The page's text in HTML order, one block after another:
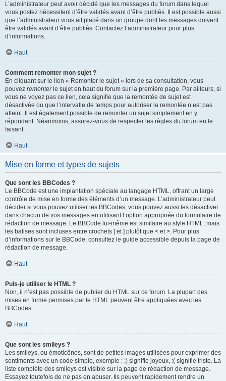
L’administrateur peut avoir décidé que les messages du forum dans lequel
vous postez nécessitent d’être validés avant d’être publiés. Il est possible aussi
que l’administrateur vous ait placé dans un groupe dont les messages doivent
être validés avant d’être publiés. Contactez l’administrateur pour plus
d’informations.
Haut
Comment remonter mon sujet ?
En cliquant sur le lien « Remonter le sujet » lors de sa consultation, vous
pouvez remonterle sujet en haut du forum sur la première page. Par ailleurs, si
vous ne voyez pas ce lien, cela signifie que la remontée de sujet est
désactivée ou que l’intervalle de temps pour autoriser la remontée n’est pas
atteint. Il est également possible de remonter un sujet simplement en y
répondant. Néanmoins, assurez-vous de respecter les règles du forum en le
faisant.
Haut
Mise en forme et types de sujets
Que sont les BBCodes ?
Le BBCode est une implantation spéciale au langage HTML, offrant un large
contrôle de mise en forme des éléments d’un message. L’administrateur peut
décider si vous pouvez utiliser les BBCodes, vous pouvez aussi les désactiver
dans chacun de vos messages en utilisant l’option appropriée du formulaire de
rédaction de message. Le BBCode lui-même est similaire au style HTML, mais
les balises sont incluses entre crochets [ et ] plutôt que < et >. Pour plus
d’informations sur le BBCode, consultez le guide accessible depuis la page de
rédaction de message.
Haut
Puis-je utiliser le HTML ?
Non, il n’est pas possible de publier du HTML sur ce forum. La plupart des
mises en forme permises par le HTML peuvent être appliquées avec les
BBCodes.
Haut
Que sont les smileys ?
Les smileys, ou émoticônes, sont de petites images utilisées pour exprimer des
sentiments avec un code simple, exemple : :) signifie joyeux, :( signifie triste. La
liste complète des smileys est visible sur la page de rédaction de message.
Essayez toutefois de ne pas en abuser. Ils peuvent rapidement rendre un